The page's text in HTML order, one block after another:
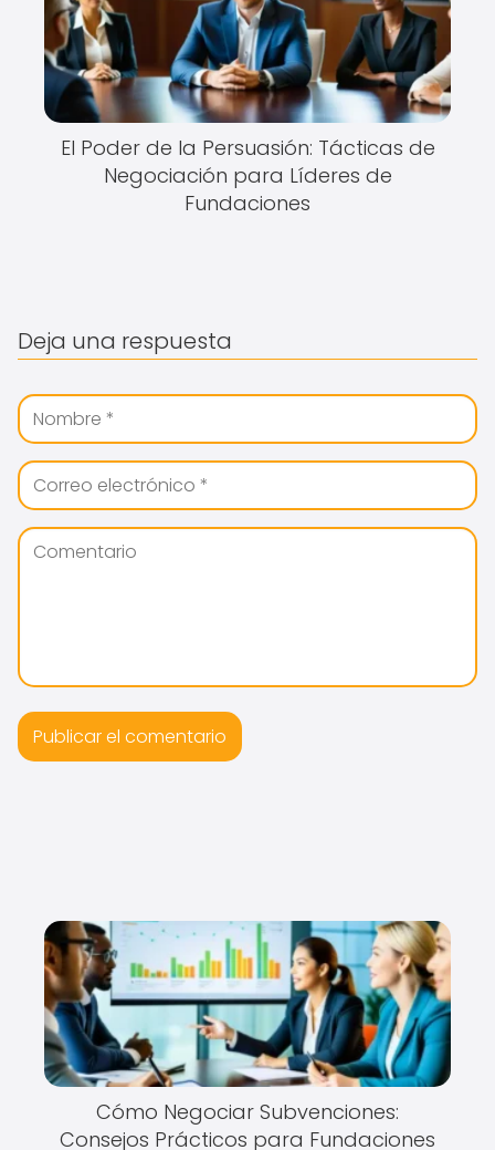
El Poder de la Persuasión: Tácticas de
Negociación para Líderes de
Fundaciones
Deja una respuesta
Cómo Negociar Subvenciones:
Consejos Prácticos para Fundaciones